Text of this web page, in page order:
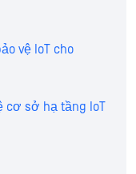
vệ IoT cho
cơ sở hạ tầng IoT